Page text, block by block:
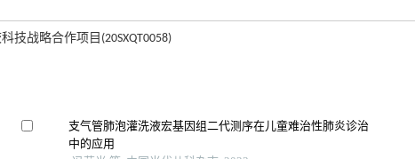
技战略合作项目(20SXQT0058)